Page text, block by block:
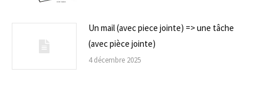
Un mail (avec piece jointe) => une tâche
(avec pièce jointe)
4 décembre 2025